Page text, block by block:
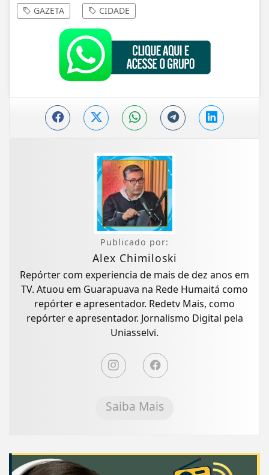
GAZETA CIDADE
Publicado por:
Alex Chimiloski
Repórter com experiencia de mais de dez anos em
TV. Atuou em Guarapuava na Rede Humaitá como
repórter e apresentador. Redetv Mais, como
repórter e apresentador. Jornalismo Digital pela
Uniasselvi.
Saiba Mais